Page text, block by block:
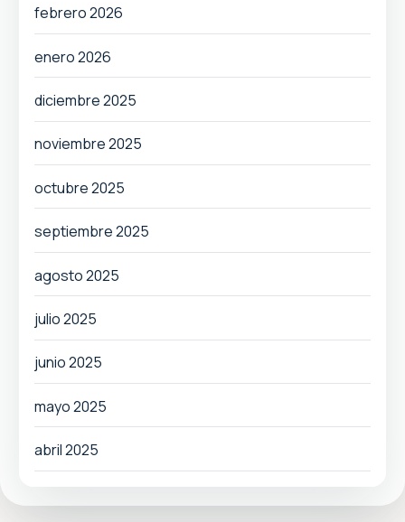
febrero 2026
enero 2026
diciembre 2025
noviembre 2025
octubre 2025
septiembre 2025
agosto 2025
julio 2025
junio 2025
mayo 2025
abril 2025